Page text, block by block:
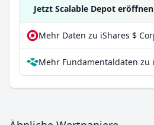
Jetzt Scalable Depot eröffnen